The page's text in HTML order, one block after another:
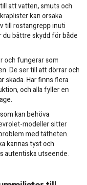
att vatten, smuts och
kan orsaka
till rostangrepp inuti
du bättre skydd för både
och fungerar som
De ser till att dörrar och
skada. Här finns flera
och alla fyller en
kan behöva
modeller sitter
med tätheten.
kännas tyst och
autentiska utseende.